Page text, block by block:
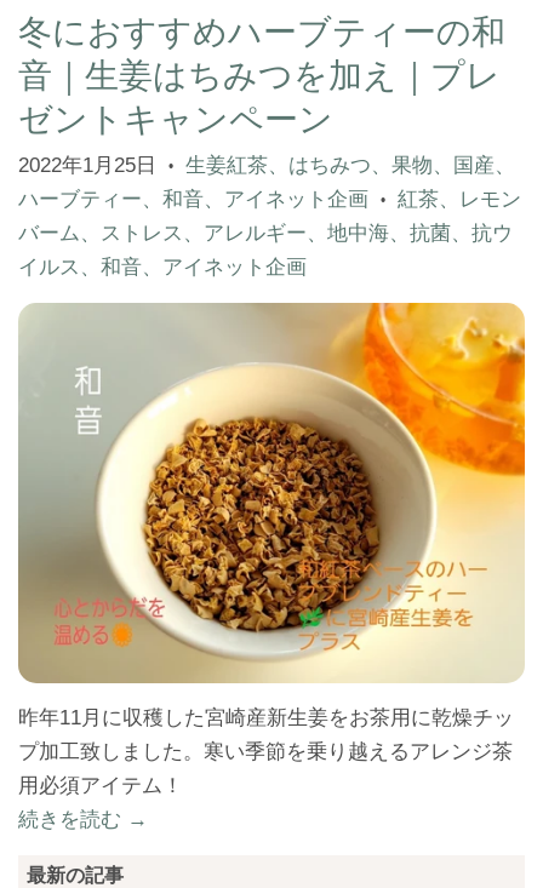
冬におすすめハーブティーの和
音｜生姜はちみつを加え｜プレ
ゼントキャンペーン
2022年1月25日 •
生姜紅茶、はちみつ、果物、国産、
ハーブティー、和音、アイネット企画
•
紅茶、レモン
バーム、ストレス、アレルギー、地中海、抗菌、抗ウ
イルス、和音、アイネット企画
昨年11月に収穫した宮崎産新生姜をお茶用に乾燥チッ
プ加工致しました。寒い季節を乗り越えるアレンジ茶
用必須アイテム！
続きを読む →
最新の記事